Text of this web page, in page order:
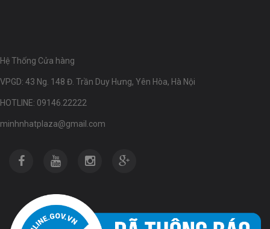
Hệ Thống Cửa hàng
VPGD: 43 Ng. 148 Đ. Trần Duy Hưng, Yên Hòa, Hà Nội
HOTLINE: 09146.22222
minhnhatplaza@gmail.com